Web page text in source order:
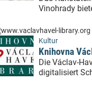
Vinohrady
Kultur
Knihovna
Die Václav-
digitalisiert